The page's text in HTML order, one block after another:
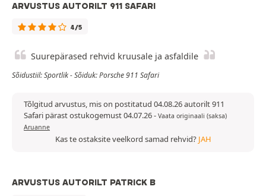
ARVUSTUS AUTORILT 911 SAFARI
4/5
Suurepärased rehvid kruusale ja asfaldile
Sõidustiil: Sportlik - Sõiduk: Porsche 911 Safari
Tõlgitud arvustus, mis on postitatud 04.08.26 autorilt 911
Safari pärast ostukogemust 04.07.26- Vaata originaali (saksa)
Aruanne
Kas te ostaksite veelkord samad rehvid? JAH
ARVUSTUS AUTORILT PATRICK B